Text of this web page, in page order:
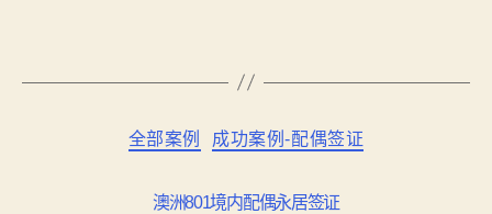
全部案例 成功案例-配偶签证
澳洲801境内配偶永居签证